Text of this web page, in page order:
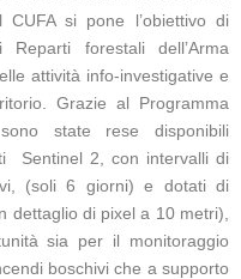
si pone l’obiettivo di
forestali dell’Arma
attività info-investigative e
Grazie al Programma
state rese disponibili
Sentinel 2, con intervalli di
(soli 6 giorni) e dotati di
dettaglio di pixel a 10 metri),
sia per il monitoraggio
boschivi che a supporto